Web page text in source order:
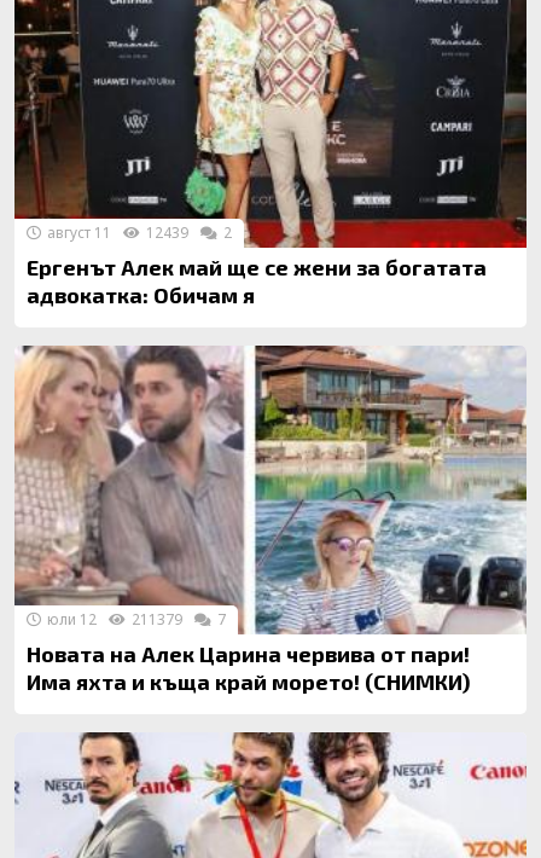
Ергенът Алек май ще се жени за богатата
адвокатка: Обичам я
август 11 12439 2
Новата на Алек Царина червива от пари!
Има яхта и къща край морето! (СНИМКИ)
юли 12 211379 7